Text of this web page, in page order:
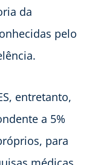
da
pelo
entretanto,
a 5%
para